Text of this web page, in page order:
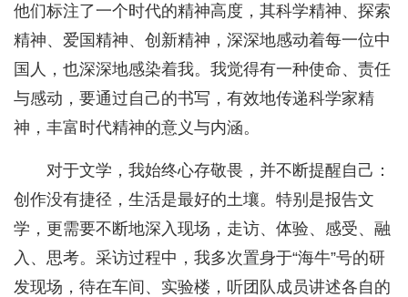
他们标注了一个时代的精神高度，其科学精神、探索
精神、爱国精神、创新精神，深深地感动着每一位中
国人，也深深地感染着我。我觉得有一种使命、责任
与感动，要通过自己的书写，有效地传递科学家精
神，丰富时代精神的意义与内涵。
对于文学，我始终心存敬畏，并不断提醒自己：
创作没有捷径，生活是最好的土壤。特别是报告文
学，更需要不断地深入现场，走访、体验、感受、融
入、思考。采访过程中，我多次置身于“海牛”号的研
发现场，待在车间、实验楼，听团队成员讲述各自的